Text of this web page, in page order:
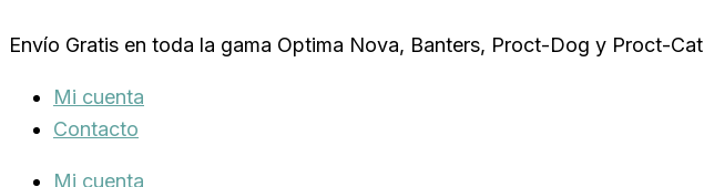
al
Envío Gratis en toda la gama Optima Nova, Banters, Proct-Dog y Proct-Cat
Mi cuenta
Contacto
Mi cuenta
12
cantidad